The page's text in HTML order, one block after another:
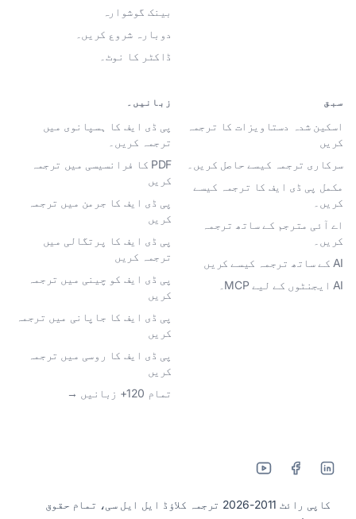
بینک گوشوارہ
دوبارہ شروع کریں۔
ڈاکٹر کا نوٹ۔
سبق
اسکین شدہ دستاویزات کا ترجمہ
کریں
سرکاری ترجمہ کیسے حاصل کریں۔
مکمل پی ڈی ایف کا ترجمہ کیسے
کریں۔
اے آئی مترجم کے ساتھ ترجمہ
کریں۔
AI کے ساتھ ترجمہ کیسے کریں
AI ایجنٹوں کے لیے MCP۔
زبانیں۔
پی ڈی ایف کا ہسپانوی میں
ترجمہ کریں۔
PDF کا فرانسیسی میں ترجمہ
کریں
پی ڈی ایف کا جرمن میں ترجمہ
کریں
پی ڈی ایف کا پرتگالی میں
ترجمہ کریں
پی ڈی ایف کو چینی میں ترجمہ
کریں
پی ڈی ایف کا جاپانی میں ترجمہ
کریں
پی ڈی ایف کا روسی میں ترجمہ
کریں
تمام 120+ زبانیں →
کاپی رائٹ 2011-2026 ترجمہ کلاؤڈ ایل ایل سی، تمام حقوق